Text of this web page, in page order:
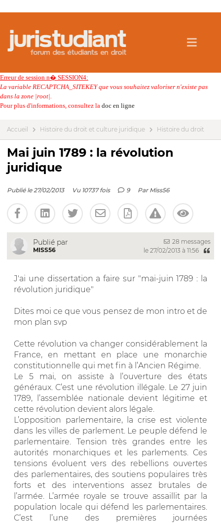
Erreur de session n� SESSION4:
La variable RECAPTCHA_SITEKEY que vous souhaitez valoriser n'existe pas
dans la zone |root|.
Pour plus d'informations, consultez la doc en ligne
Accueil Histoire du droit et culture juridique Histoire du droit
Mai juin 1789 : la révolution
juridique
Publié le 27/02/2013 Vu 10737 fois 9 Par Miss56
Publié par
MISS56
28 messages
le 27/02/2013 à 11:56
J'ai une dissertation a faire sur "mai-juin 1789 : la
révolution juridique"
Dites moi ce que vous pensez de mon intro et de
mon plan svp
Cette révolution va changer considérablement la
France, en mettant en place une monarchie
constitutionnelle qui met fin à l’Ancien Régime.
Le 5 mai, on assiste à l’ouverture des états
généraux. C’est une révolution illégale. Le 27 juin
1789, l’assemblée nationale devient légitime et
cette révolution devient alors légale.
L’opposition parlementaire, la crise est violente
dans les villes de parlement. Le peuple défend le
parlementaire. Tension très grandes entre les
autorités monarchiques et les parlements. Ces
tensions évoluent vers des rebellions ouvertes
des parlementaires, des soutiens populaires très
forts et des interventions assez brutales de
l’armée. L’armée royale se trouve assaillit par la
population locale qui défend les parlementaires.
C’est l’une des premières journées